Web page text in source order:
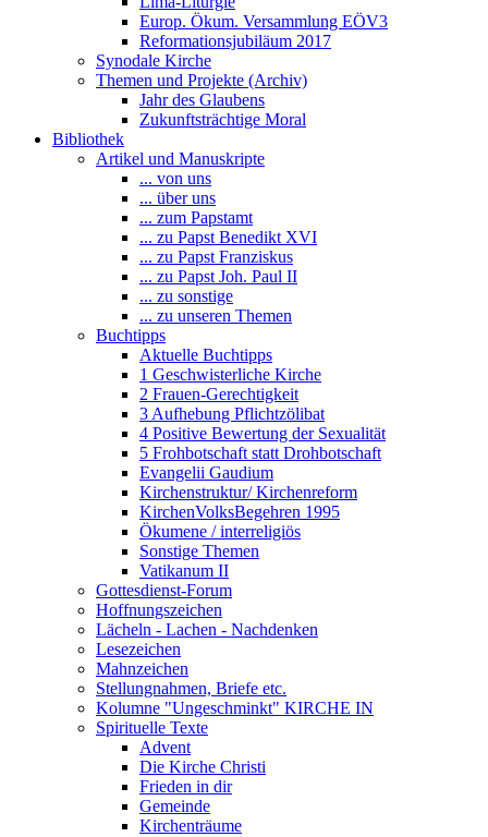
Europ. Ökum. Versammlung EÖV3
Reformationsjubiläum 2017
Synodale Kirche
Themen und Projekte (Archiv)
Jahr des Glaubens
Zukunftsträchtige Moral
Bibliothek
Artikel und Manuskripte
... von uns
... über uns
... zum Papstamt
... zu Papst Benedikt XVI
... zu Papst Franziskus
... zu Papst Joh. Paul II
... zu sonstige
... zu unseren Themen
Buchtipps
Aktuelle Buchtipps
1 Geschwisterliche Kirche
2 Frauen-Gerechtigkeit
3 Aufhebung Pflichtzölibat
4 Positive Bewertung der Sexualität
5 Frohbotschaft statt Drohbotschaft
Evangelii Gaudium
Kirchenstruktur/ Kirchenreform
KirchenVolksBegehren 1995
Ökumene / interreligiös
Sonstige Themen
Vatikanum II
Gottesdienst-Forum
Hoffnungszeichen
Lächeln - Lachen - Nachdenken
Lesezeichen
Mahnzeichen
Stellungnahmen, Briefe etc.
Kolumne "Ungeschminkt" KIRCHE IN
Spirituelle Texte
Advent
Die Kirche Christi
Frieden in dir
Gemeinde
Kirchenträume